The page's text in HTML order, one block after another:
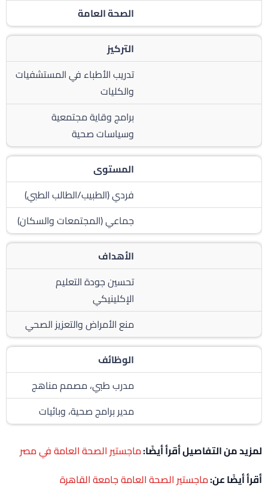
الصحة العامة
التركيز
تدريب الأطباء في المستشفيات
والكليات
برامج وقاية مجتمعية
وسياسات صحية
المستوى
فردي (الطبيب/الطالب الطبي)
جماعي (المجتمعات والسكان)
الأهداف
تحسين جودة التعليم
الإكلينيكي
منع الأمراض والتعزيز الصحي
الوظائف
مدرب طبي، مصمم مناهج
مدير برامج صحية، وبائيات
لمزيد من التفاصيل أقرأ أيضًا:ماجستير الصحة العامة في مصر
أقرأ أيضًا عن:ماجستير الصحة العامة جامعة القاهرة